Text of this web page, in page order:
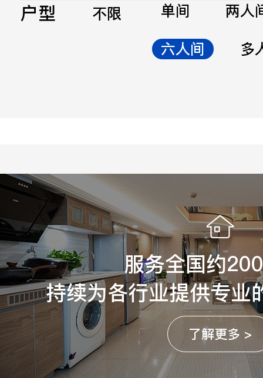
户型 不限 单间
两人
六人间
多
服务全国约
持续为各行业提供专业
了解更多 >